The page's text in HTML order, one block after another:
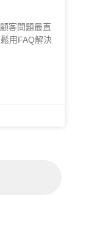
客問題最直
用FAQ解決